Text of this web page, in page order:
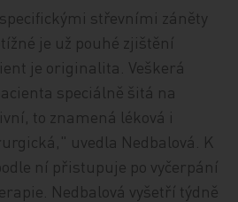
střevními záněty
je už pouhé zjištění
je originalita. Veškerá
speciálně šitá na
to znamená léková i
uvedla Nedbalová. K
ní přistupuje po vyčerpání
Nedbalová vyšetří týdně